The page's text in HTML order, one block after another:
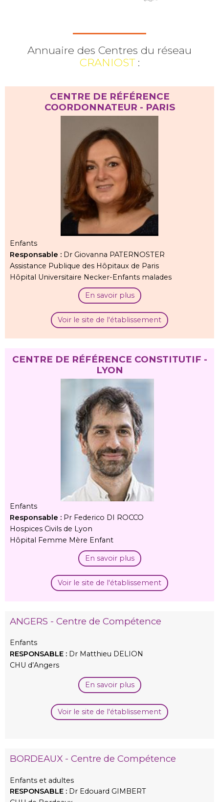
Annuaire des Centres du réseau
CRANIOST:
CENTRE DE RÉFÉRENCE
COORDONNATEUR - PARIS
Enfants
Responsable : Dr Giovanna PATERNOSTER
Assistance Publique des Hôpitaux de Paris
Hôpital Universitaire Necker-Enfants malades
En savoir plus
Voir le site de l'établissement
CENTRE DE RÉFÉRENCE CONSTITUTIF -
LYON
Enfants
Responsable : Pr Federico DI ROCCO
Hospices Civils de Lyon
Hôpital Femme Mère Enfant
En savoir plus
Voir le site de l'établissement
ANGERS - Centre de Compétence
Enfants
RESPONSABLE : Dr Matthieu DELION
CHU d’Angers
En savoir plus
Voir le site de l'établissement
BORDEAUX - Centre de Compétence
Enfants et adultes
RESPONSABLE : Dr Edouard GIMBERT